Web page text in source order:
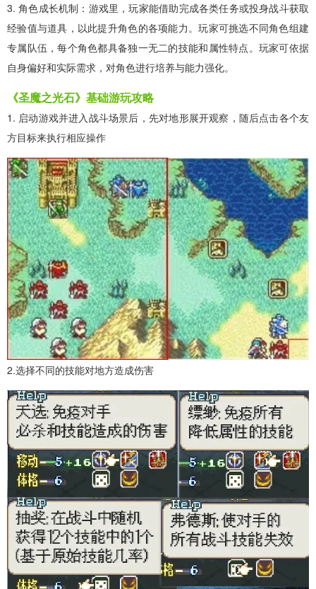
3. 角色成长机制：游戏里，玩家能借助完成各类任务或投身战斗获取
经验值与道具，以此提升角色的各项能力。玩家可挑选不同角色组建
专属队伍，每个角色都具备独一无二的技能和属性特点。玩家可依据
自身偏好和实际需求，对角色进行培养与能力强化。
《圣魔之光石》基础游玩攻略
1. 启动游戏并进入战斗场景后，先对地形展开观察，随后点击各个友
方目标来执行相应操作
2.选择不同的技能对地方造成伤害